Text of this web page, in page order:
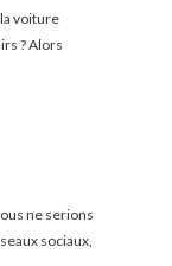
voiture
? Alors
ne serions
sociaux,